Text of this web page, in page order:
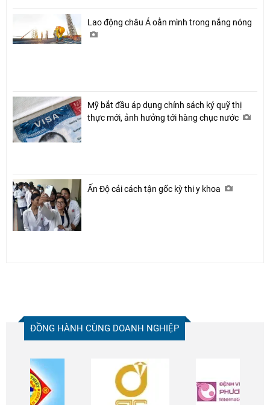
Lao động châu Á oằn mình trong nắng nóng
Mỹ bắt đầu áp dụng chính sách ký quỹ thị
thực mới, ảnh hưởng tới hàng chục nước
Ấn Độ cải cách tận gốc kỳ thi y khoa
ĐỒNG HÀNH CÙNG DOANH NGHIỆP